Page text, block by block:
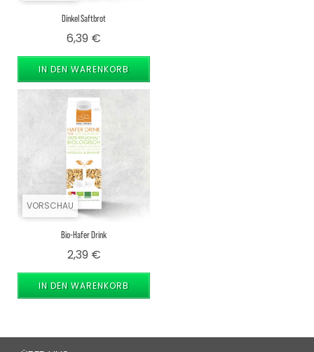
Dinkel Saftbrot
6,39 €
IN DEN WARENKORB
VORSCHAU
Bio-Hafer Drink
2,39 €Preis
IN DEN WARENKORB